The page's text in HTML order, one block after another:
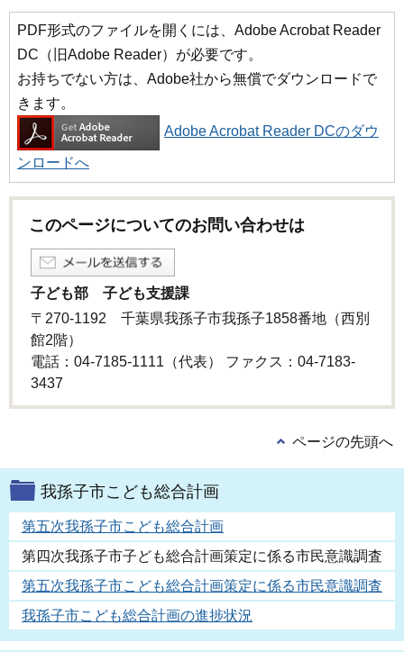
PDF形式のファイルを開くには、Adobe Acrobat Reader
DC（旧Adobe Reader）が必要です。
お持ちでない方は、Adobe社から無償でダウンロードで
きます。
Adobe Acrobat Reader DCのダウ
ンロードへ
このページについてのお問い合わせは
子ども部 子ども支援課
〒270-1192 千葉県我孫子市我孫子1858番地（西別
館2階）
電話：04-7185-1111（代表） ファクス：04-7183-
3437
ページの先頭へ
我孫子市こども総合計画
第五次我孫子市こども総合計画
第四次我孫子市子ども総合計画策定に係る市民意識調査
第五次我孫子市こども総合計画策定に係る市民意識調査
我孫子市こども総合計画の進捗状況